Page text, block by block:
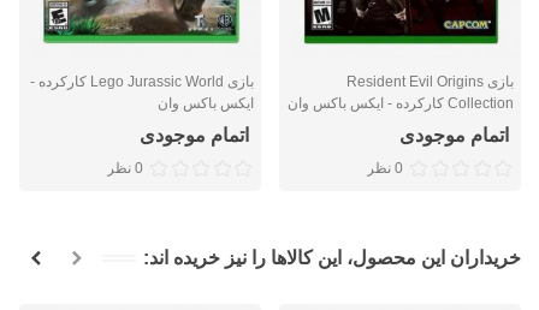
بازی Resident Evil Origins
Collection کارکرده - ایکس باکس وان
اتمام موجودی
0 نظر
بازی Lego Jurassic World کارکرده -
ایکس باکس وان
اتمام موجودی
0 نظر
خریداران این محصول، این کالاها را نیز خریده اند: